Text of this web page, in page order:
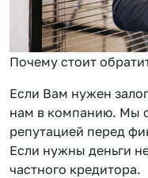
Почему стоит
Если Вам нужен
нам в компанию. Мы
репутацией перед
Если нужны деньги
частного кредитора.